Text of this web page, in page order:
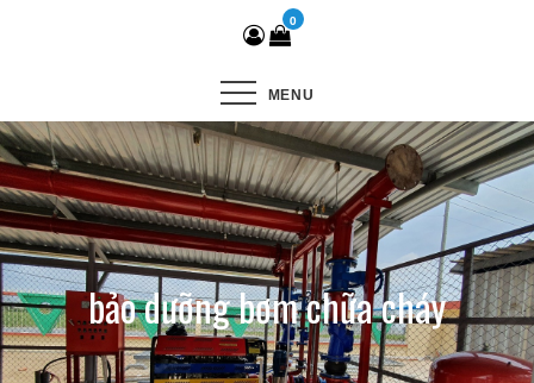
0
MENU
bảo dưỡng bơm chữa cháy